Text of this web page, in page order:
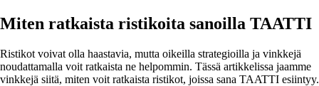
Miten ratkaista ristikoita sanoilla TAATTI
Ristikot voivat olla haastavia, mutta oikeilla strategioilla ja vinkkejä
noudattamalla voit ratkaista ne helpommin. Tässä artikkelissa jaamme
vinkkejä siitä, miten voit ratkaista ristikot, joissa sana TAATTI esiintyy.